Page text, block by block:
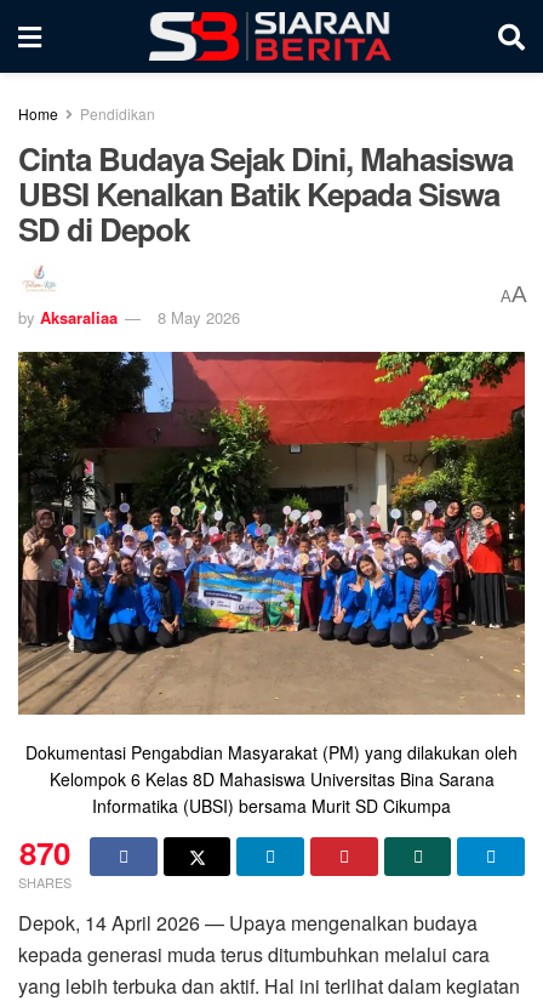
Home Pendidikan
Cinta Budaya Sejak Dini, Mahasiswa
UBSI Kenalkan Batik Kepada Siswa
SD di Depok
by Aksaraliaa 8 May 2026
AA
Dokumentasi Pengabdian Masyarakat (PM) yang dilakukan oleh
Kelompok 6 Kelas 8D Mahasiswa Universitas Bina Sarana
Informatika (UBSI) bersama Murit SD Cikumpa
870
SHARES
Depok, 14 April 2026 — Upaya mengenalkan budaya
kepada generasi muda terus ditumbuhkan melalui cara
yang lebih terbuka dan aktif. Hal ini terlihat dalam kegiatan